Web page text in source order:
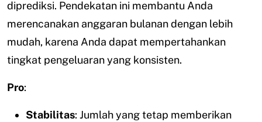
diprediksi. Pendekatan ini membantu Anda
merencanakan anggaran bulanan dengan lebih
mudah, karena Anda dapat mempertahankan
tingkat pengeluaran yang konsisten.
Pro:
Stabilitas: Jumlah yang tetap memberikan